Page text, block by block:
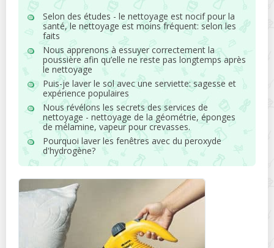
Selon des études - le nettoyage est nocif pour la
santé, le nettoyage est moins fréquent: selon les
faits
Nous apprenons à essuyer correctement la
poussière afin qu’elle ne reste pas longtemps après
le nettoyage
Puis-je laver le sol avec une serviette: sagesse et
expérience populaires
Nous révélons les secrets des services de
nettoyage - nettoyage de la géométrie, éponges
de mélamine, vapeur pour crevasses.
Pourquoi laver les fenêtres avec du peroxyde
d'hydrogène?